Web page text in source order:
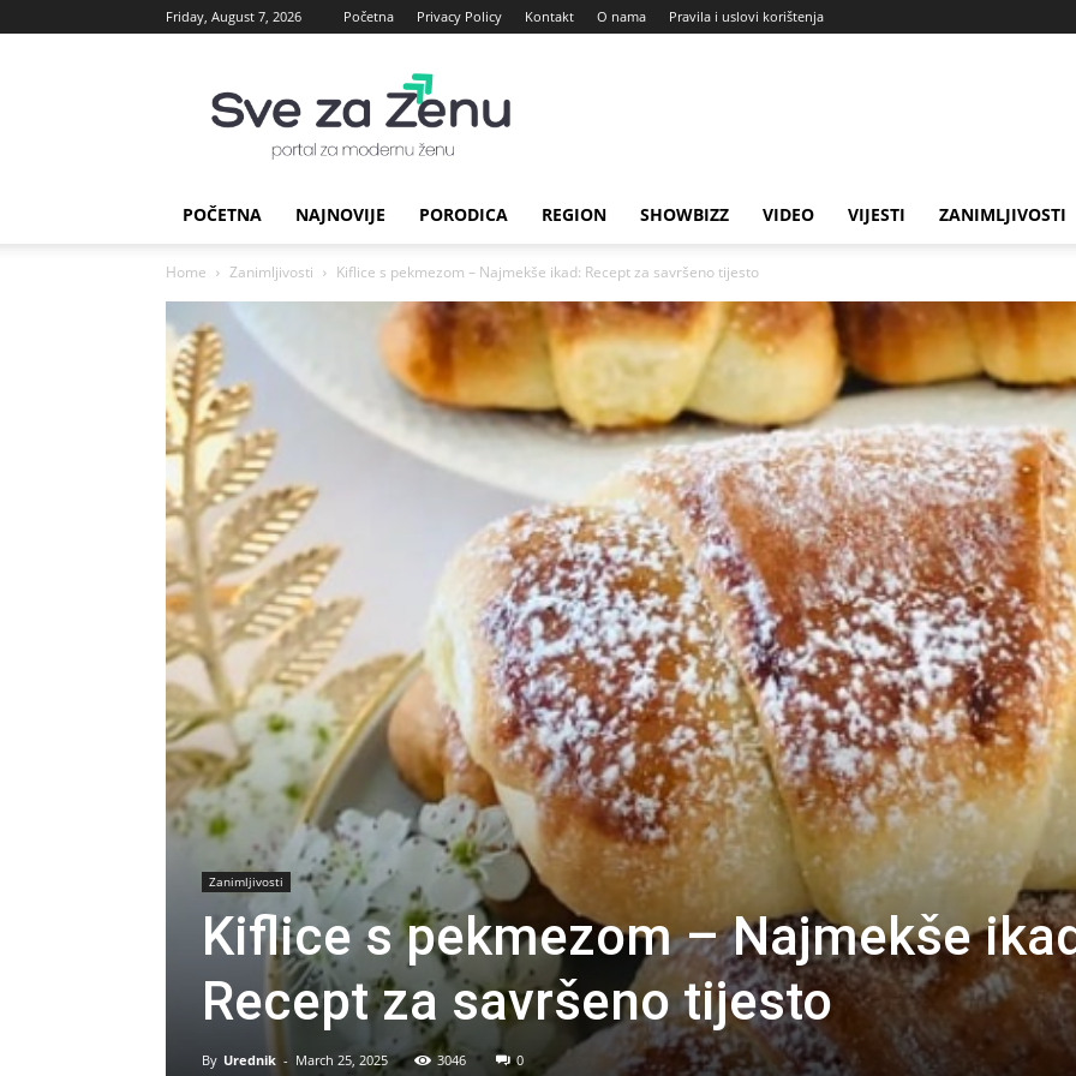
Friday, August 7, 2026 Početna Privacy Policy Kontakt O nama Pravila i uslovi korištenja
za
Zenu
POČETNA NAJNOVIJE PORODICA REGION SHOWBIZZ VIDEO VIJESTI ZANIMLJIVOSTI
Home Zanimljivosti Kiflice s pekmezom – Najmekše ikad: Recept za savršeno tijesto
Zanimljivosti
Kiflice s pekmezom – Najmekše
Recept za savršeno tijesto
By Urednik - March 25, 2025 3046 0